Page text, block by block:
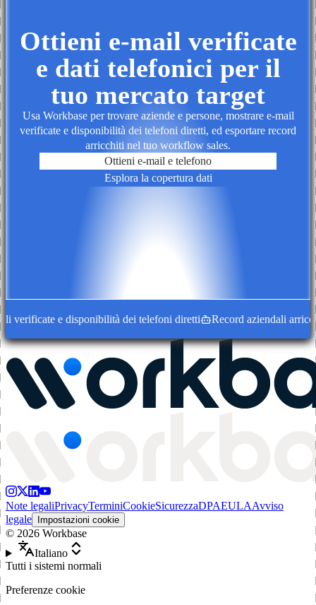
Ottieni e-mail verificate
e dati telefonici per il
tuo mercato target
Usa Workbase per trovare aziende e persone, mostrare e-mail
verificate e disponibilità dei telefoni diretti, ed esportare record
arricchiti nel tuo workflow sales.
Ottieni e-mail e telefono
Esplora la copertura dati
e disponibilità dei telefoni diretti Record aziendali
Note legaliPrivacyTerminiCookieSicurezzaDPAEULAAvviso
legale
Impostazioni cookie
© 2026 Workbase
Italiano
Tutti i sistemi normali
Preferenze cookie